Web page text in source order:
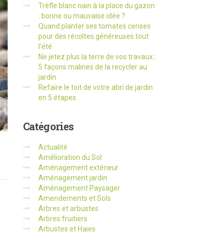
Trèfle blanc nain à la place du gazon
: bonne ou mauvaise idée ?
Quand planter ses tomates cerises
pour des récoltes généreuses tout
l’été
Ne jetez plus la terre de vos travaux :
5 façons malines de la recycler au
jardin
Refaire le toit de votre abri de jardin
en 5 étapes
Catégories
Actualité
Amélioration du Sol
Aménagement extérieur
Aménagement jardin
Aménagement Paysager
Amendements et Sols
Arbres et arbustes
Arbres fruitiers
Arbustes et Haies